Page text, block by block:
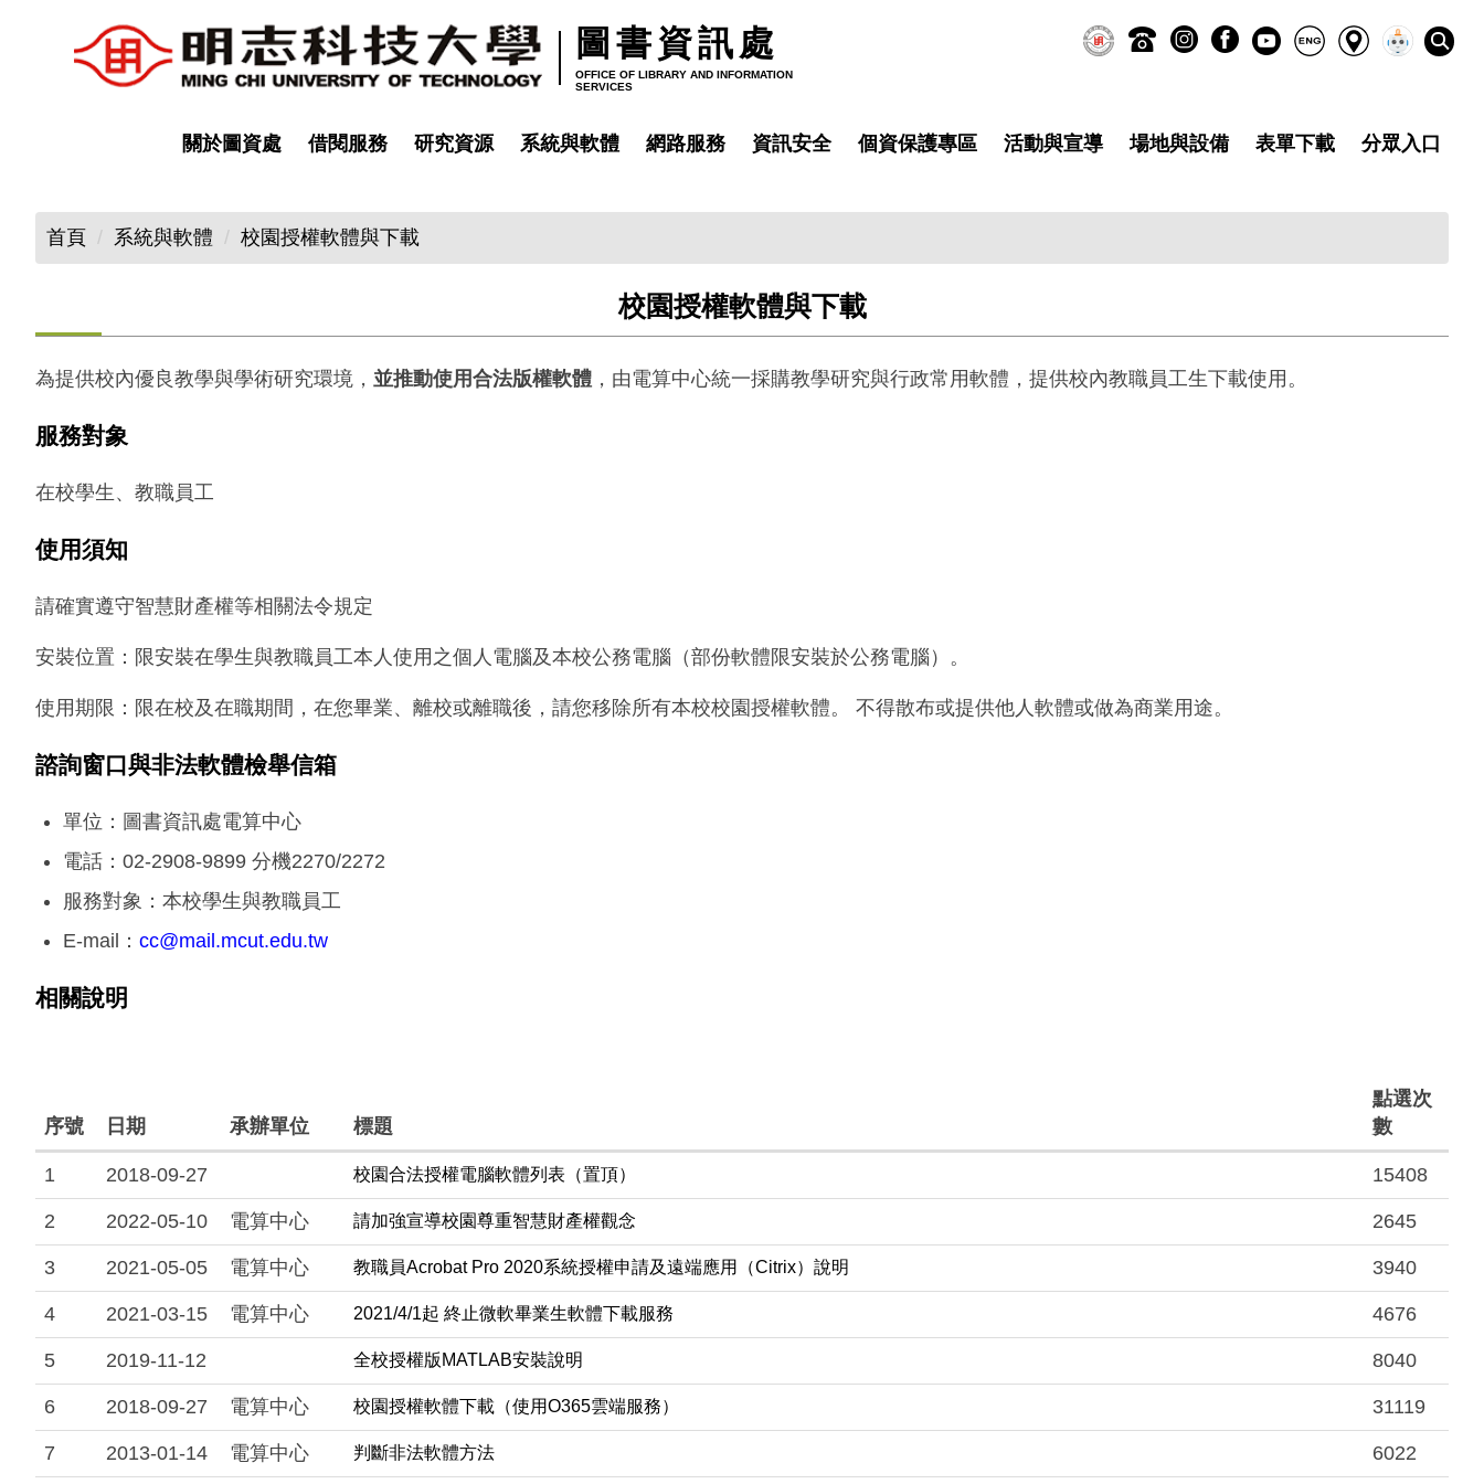
圖書資訊處
OFFICE OF LIBRARY AND INFORMATION
SERVICES
關於圖資處 借閱服務 研究資源 系統與軟體 網路服務 資訊安全 個資保護專區 活動與宣導 場地與設備 表單下載 分眾入口
首頁 系統與軟體 校園授權軟體與下載
校園授權軟體與下載
為提供校內優良教學與學術研究環境， 並推動使用合法版權軟體 ，由電算中心統一採購教學研究與行政常用軟體，提供校內教職員工生下載使用。
服務對象
在校學生、教職員工
使用須知
請確實遵守智慧財產權等相關法令規定
安裝位置：限安裝在學生與教職員工本人使用之個人電腦及本校公務電腦（部份軟體限安裝於公務電腦）。
使用期限：限在校及在職期間，在您畢業、離校或離職後，請您移除所有本校校園授權軟體。 不得散布或提供他人軟體或做為商業用途。
諮詢窗口與非法軟體檢舉信箱
單位：圖書資訊處電算中心
電話：02-2908-9899 分機2270/2272
服務對象：本校學生與教職員工
E-mail： cc@mail.mcut.edu.tw
相關說明
序號 日期 承辦單位 標題
點選次
數
1 2018-09-27 校園合法授權電腦軟體列表（置頂） 15408
2 2022-05-10 電算中心 請加強宣導校園尊重智慧財產權觀念 2645
3 2021-05-05 電算中心 教職員Acrobat Pro 2020系統授權申請及遠端應用（Citrix）說明 3940
4 2021-03-15 電算中心 2021/4/1起 終止微軟畢業生軟體下載服務 4676
5 2019-11-12 全校授權版MATLAB安裝說明 8040
6 2018-09-27 電算中心 校園授權軟體下載（使用O365雲端服務） 31119
7 2013-01-14 電算中心 判斷非法軟體方法 6022